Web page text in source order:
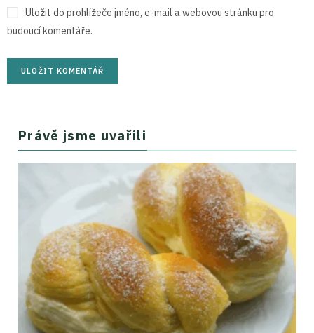
Uložit do prohlížeče jméno, e-mail a webovou stránku pro
budoucí komentáře.
Právě jsme uvařili